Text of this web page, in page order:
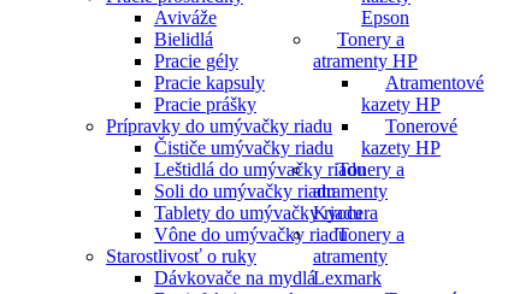
Epson
Tonery a
atramenty HP
Atramentové
kazety HP
Tonerové
kazety HP
Tonery a
atramenty
Kyocera
Tonery a
atramenty
Lexmark
Aviváže
Bielidlá
Pracie gély
Pracie kapsuly
Pracie prášky
Prípravky do umývačky riadu
Čističe umývačky riadu
Leštidlá do umývačky riadu
Soli do umývačky riadu
Tablety do umývačky riadu
Vône do umývačky riadu
Starostlivosť o ruky
Dávkovače na mydlá